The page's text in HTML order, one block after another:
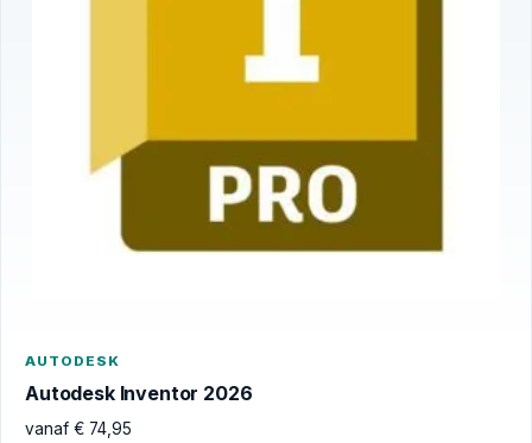
AUTODESK
Autodesk Inventor 2026
vanaf € 74,95